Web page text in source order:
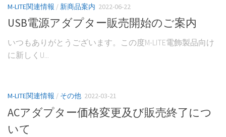
M-LITE関連情報 / 新商品案内 2022-06-22
USB電源アダプター販売開始のご案内
いつもありがとうございます。この度M-LITE電飾製品向け
に新しくU...
M-LITE関連情報 / その他 2022-03-21
ACアダプター価格変更及び販売終了につ
いて